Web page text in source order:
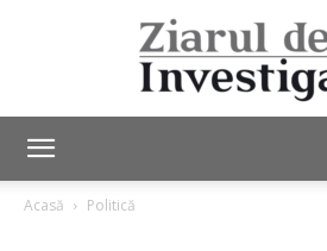
Acasă Politică